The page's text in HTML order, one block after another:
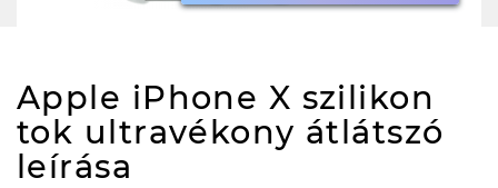
Apple iPhone X szilikon
tok ultravékony átlátszó
leírása